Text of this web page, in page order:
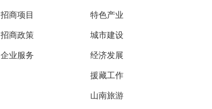
招商项目
招商政策
企业服务
特色产业
城市建设
经济发展
援藏工作
山南旅游